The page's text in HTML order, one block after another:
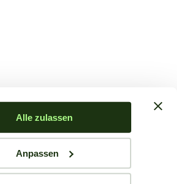
Alle zulassen
Anpassen